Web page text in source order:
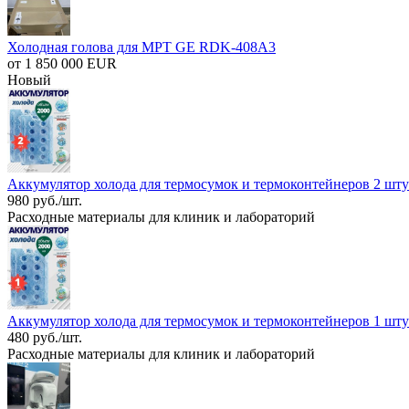
Холодная голова для МРТ GE RDK-408A3
от 1 850 000 EUR
Новый
Аккумулятор холода для термосумок и термоконтейнеров 2
980 руб./шт.
Расходные материалы для клиник и лабораторий
Аккумулятор холода для термосумок и термоконтейнеров 1
480 руб./шт.
Расходные материалы для клиник и лабораторий